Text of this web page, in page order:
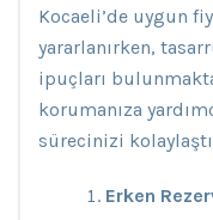
Kocaeli’de uygun
yararlanırken,
ipuçları
korumanıza
sürecinizi
Erken